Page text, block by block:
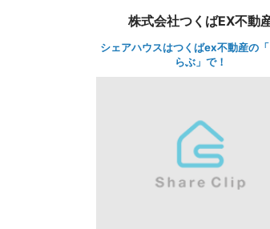
株式会社つくばEX不動
シェアハウスはつくばex不動産の
らぶ」で！